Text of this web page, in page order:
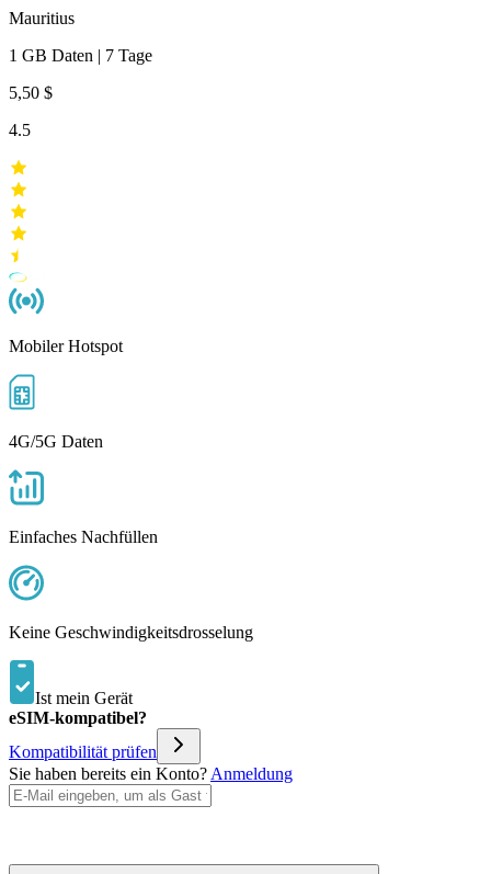
Mauritius
1 GB Daten | 7 Tage
5,50 $
4.5
Mobiler Hotspot
4G/5G Daten
Einfaches Nachfüllen
Keine Geschwindigkeitsdrosselung
Ist mein Gerät
eSIM-kompatibel?
Kompatibilität prüfen
Sie haben bereits ein Konto? Anmeldung